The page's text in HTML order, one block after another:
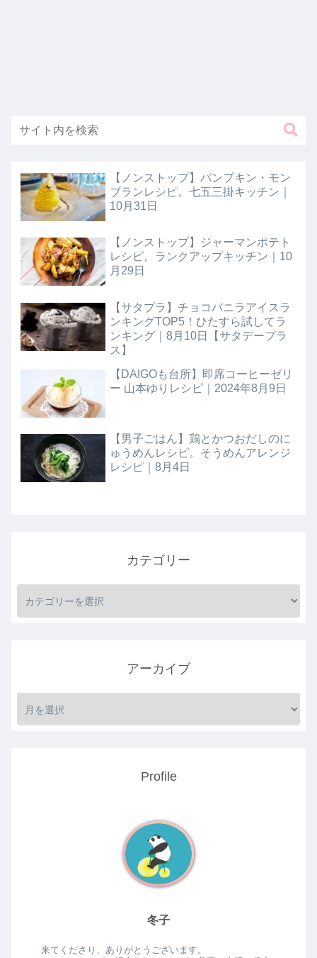
【ノンストップ】パンプキン・モン
ブランレシピ。七五三掛キッチン｜
10月31日
【ノンストップ】ジャーマンポテト
レシピ。ランクアップキッチン｜10
月29日
【サタプラ】チョコバニラアイスラ
ンキングTOP5！ひたすら試してラ
ンキング｜8月10日【サタデープラ
ス】
【DAIGOも台所】即席コーヒーゼリ
ー 山本ゆりレシピ｜2024年8月9日
【男子ごはん】鶏とかつおだしのに
ゅうめんレシピ。そうめんアレンジ
レシピ｜8月4日
カテゴリー
アーカイブ
Profile
冬子
来てくださり、ありがとうございます。